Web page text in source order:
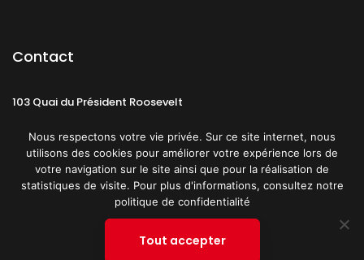
Contact
103 Quai du Président Roosevelt
CGU Politique de confidentialité
Nous respectons votre vie privée. Sur ce site internet, nous
utilisons des cookies pour améliorer votre expérience lors de
votre navigation sur le site ainsi que pour la réalisation de
statistiques de visite. Pour plus d'informations, consultez notre
politique de confidentialité
Tout accepter